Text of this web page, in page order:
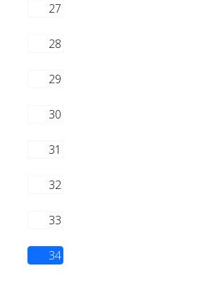
27
28
29
30
31
32
33
34